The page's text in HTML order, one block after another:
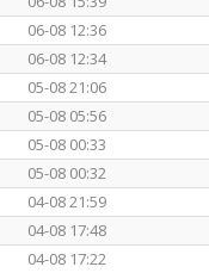
06-08 12:36
06-08 12:34
05-08 21:06
05-08 05:56
05-08 00:33
05-08 00:32
04-08 21:59
04-08 17:48
04-08 17:22